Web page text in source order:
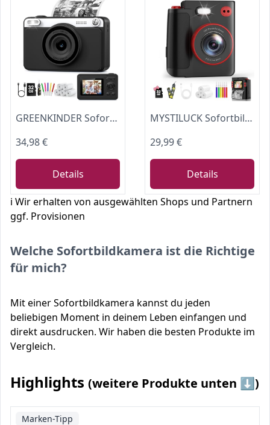
GREENKINDER Sofortbildkamera Kinder mit Sofortdruck für 3-12 Jahre
34,98 €
Details
MYSTILUCK Sofortbildkamera Kinder, 1080P HD Kinderkamera Sofortbildkamera
29,99 €
Details
ℹ️ Wir erhalten von ausgewählten Shops und Partnern
ggf. Provisionen
Welche Sofortbildkamera ist die Richtige
für mich?
Mit einer Sofortbildkamera kannst du jeden
beliebigen Moment in deinem Leben einfangen und
direkt ausdrucken. Wir haben die besten Produkte im
Vergleich.
Highlights (weitere Produkte unten ⬇️)
Marken-Tipp